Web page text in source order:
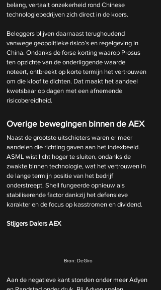
belang, vertaalt onzekerheid rond Chinese
technologiebedrijven zich direct in de koers.
Beleggers blijven daarnaast terughoudend
vanwege geopolitieke risico’s en regelgeving in
China. Ondanks de forse korting waarop Prosus
ten opzichte van de onderliggende waarde
noteert, ontbreekt op korte termijn het vertrouwen
om die kloof te dichten. Dat maakt het aandeel
kwetsbaar op dagen met een afnemende
risicobereidheid.
Overige bewegingen binnen de AEX
Naast de grootste uitschieters waren er meer
aandelen die richting gaven aan het indexbeeld.
ASML wist licht hoger te sluiten, ondanks de
zwakte binnen technologie, wat het vertrouwen in
de lange termijn positie van het bedrijf
onderstreept. Shell fungeerde opnieuw als
stabiliserende factor dankzij het defensieve
karakter en de focus op kasstromen en dividend.
Stijgers Dalers AEX
Bron: DeGiro
Aan de negatieve kant stonden onder meer Adyen